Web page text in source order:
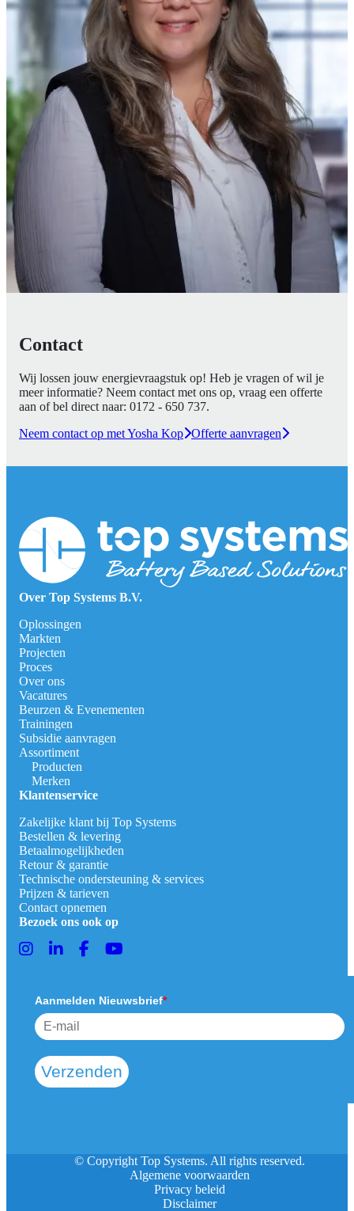
Contact
Wij lossen jouw energievraagstuk op! Heb je vragen of wil je
meer informatie? Neem contact met ons op, vraag een offerte
aan of bel direct naar: 0172 - 650 737.
Neem contact op met Yosha Kop Offerte aanvragen
Over Top Systems B.V.
Oplossingen
Markten
Projecten
Proces
Over ons
Vacatures
Beurzen & Evenementen
Trainingen
Subsidie aanvragen
Assortiment
Producten
Merken
Klantenservice
Zakelijke klant bij Top Systems
Bestellen & levering
Betaalmogelijkheden
Retour & garantie
Technische ondersteuning & services
Prijzen & tarieven
Contact opnemen
Bezoek ons ook op
Aanmelden Nieuwsbrief*
Verzenden
© Copyright Top Systems. All rights reserved.
Algemene voorwaarden
Privacy beleid
Disclaimer